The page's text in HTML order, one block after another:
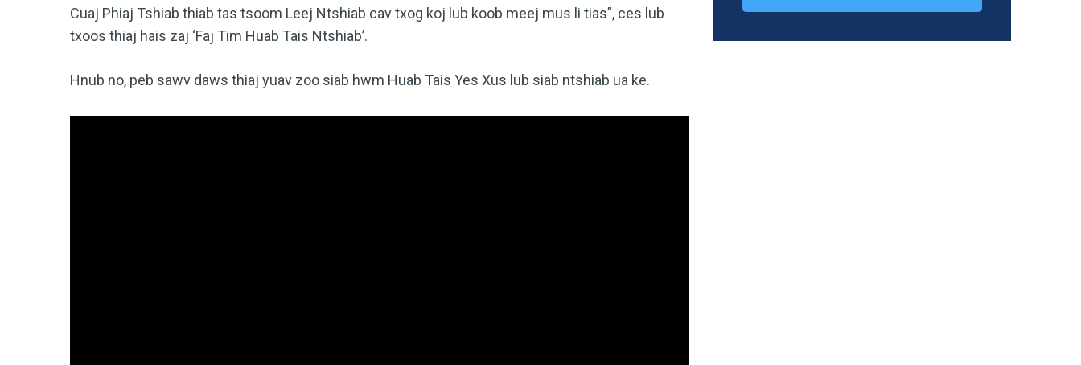
Cuaj Phiaj Tshiab thiab tas tsoom Leej Ntshiab cav txog koj lub koob meej mus li tias”, ces lub
txoos thiaj hais zaj ‘Faj Tim Huab Tais Ntshiab’.
Hnub no, peb sawv daws thiaj yuav zoo siab hwm Huab Tais Yes Xus lub siab ntshiab ua ke.